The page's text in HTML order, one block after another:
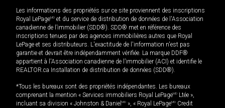
Les informations des propriétés sur ce site proviennent des inscriptions
Royal LePageMD et du service de distribution de données de l'Association
canadienne de l’immobilier (SDD®). SDD® met en référence des
inscriptions tenues par des agences immobilières autres que Royal
LePage et ses distributeurs. L'exactitude de l'information n'est pas
garantie et devrait être indépendamment vérifiée. La marque DDF®
appartient à l'Association canadienne de l’immobilier (ACI) et identifie le
REALTOR.ca Installation de distribution de données (SDD®).
*Tous les bureaux sont des propriétés indépendantes. Les bureaux
comprenant la mention « Services immobiliers Royal LePageMD Ltée »,
incluant sa division « Johnston & Daniel MD », « Royal LePageMD Credit